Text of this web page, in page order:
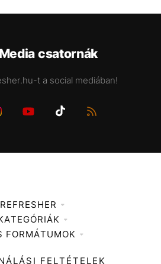
csatornák
t a social mediában!
REFRESHER
Médiaajánlat
Zene
Divat
FORMÁTUMOK
FELTÉTELEK